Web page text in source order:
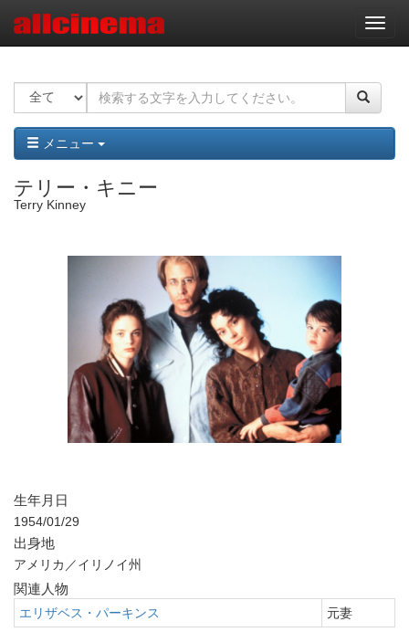
ナ
ビ
ー
ョ
ン
メニュー
テリー・キニー
Terry Kinney
生年月日
1954/01/29
出身地
アメリカ／イリノイ州
関連人物
エリザベス・パーキンス 元妻